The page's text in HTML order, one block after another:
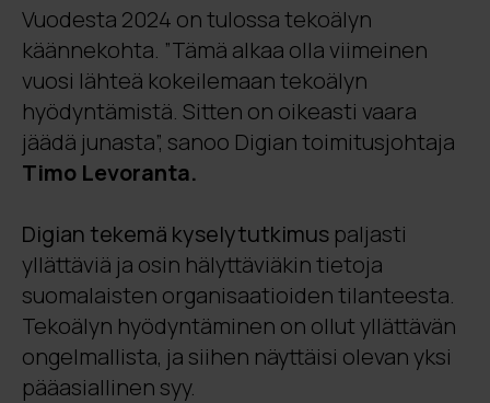
Vuodesta 2024 on tulossa tekoälyn
käännekohta. ”Tämä alkaa olla viimeinen
vuosi lähteä kokeilemaan tekoälyn
hyödyntämistä. Sitten on oikeasti vaara
jäädä junasta”, sanoo Digian toimitusjohtaja
Timo Levoranta.
Digian tekemä kyselytutkimuspaljasti
yllättäviä ja osin hälyttäviäkin tietoja
suomalaisten organisaatioiden tilanteesta.
Tekoälyn hyödyntäminen on ollut yllättävän
ongelmallista, ja siihen näyttäisi olevan yksi
pääasiallinen syy.